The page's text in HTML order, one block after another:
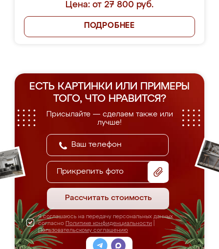
Цена: от 27 800 руб.
ПОДРОБНЕЕ
ЕСТЬ КАРТИНКИ ИЛИ ПРИМЕРЫ
ТОГО, ЧТО НРАВИТСЯ?
Присылайте — сделаем также или
лучше!
Прикрепить фото
Рассчитать стоимость
Я соглашаюсь на передачу персональных данных
согласно Политике конфиденциальности
Пользовательскому соглашению